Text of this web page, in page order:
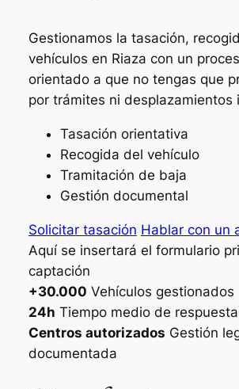
Gestionamos la tasación,
vehículos en Riaza con un
orientado a que no tengas que
por trámites ni desplazamientos
Tasación orientativa
Recogida del vehículo
Tramitación de baja
Gestión documental
Solicitar tasación Hablar con un
Aquí se insertará el formulario
captación
+30.000 Vehículos gestionados
24h Tiempo medio de respuesta
Centros autorizados Gestión
documentada